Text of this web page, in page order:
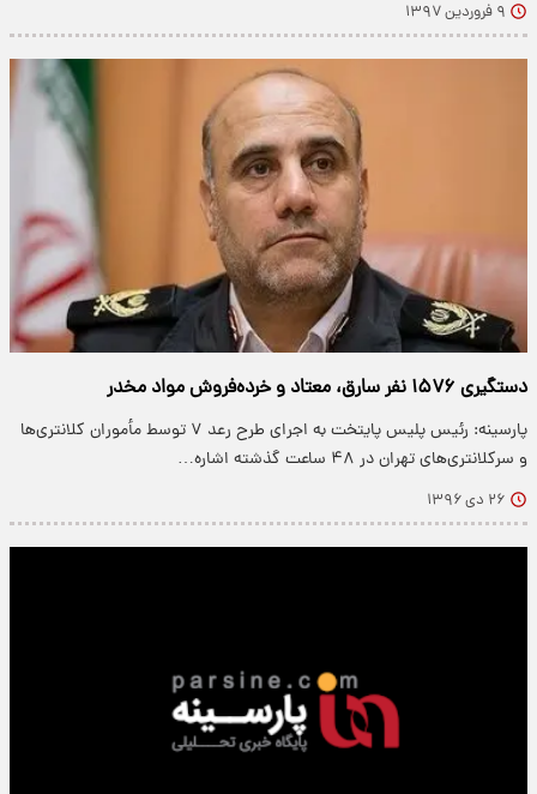
۹ فروردین ۱۳۹۷
دستگیری ۱۵۷۶ نفر سارق، معتاد و خرده‌فروش مواد مخدر
پارسینه: رئیس پلیس پایتخت به اجرای طرح رعد ۷ توسط مأموران کلانتری‌ها
و سرکلانتری‌های تهران در ۴۸ ساعت گذشته اشاره…
۲۶ دی ۱۳۹۶